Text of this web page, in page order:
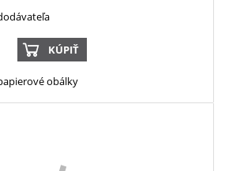
KÚPIŤ
obálky